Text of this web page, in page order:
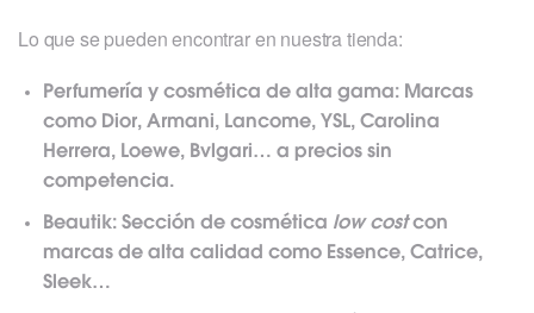
Lo que se pueden encontrar en nuestra tienda:
Perfumería y cosmética de alta gama: Marcas
como Dior, Armani, Lancome, YSL, Carolina
Herrera, Loewe, Bvlgari… a precios sin
competencia.
Beautik: Sección de cosmética low costcon
marcas de alta calidad como Essence, Catrice,
Sleek…